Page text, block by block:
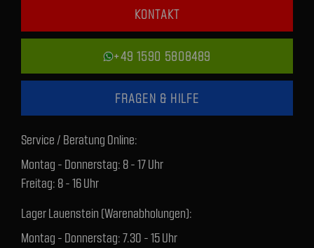
KONTAKT
+49 1590 5808489
FRAGEN & HILFE
Service / Beratung Online:
Montag - Donnerstag: 8 - 17 Uhr
Freitag: 8 - 16 Uhr
Lager Lauenstein (Warenabholungen):
Montag - Donnerstag: 7.30 - 15 Uhr